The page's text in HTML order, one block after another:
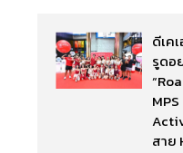
ดีเค
รูดอ
สาย